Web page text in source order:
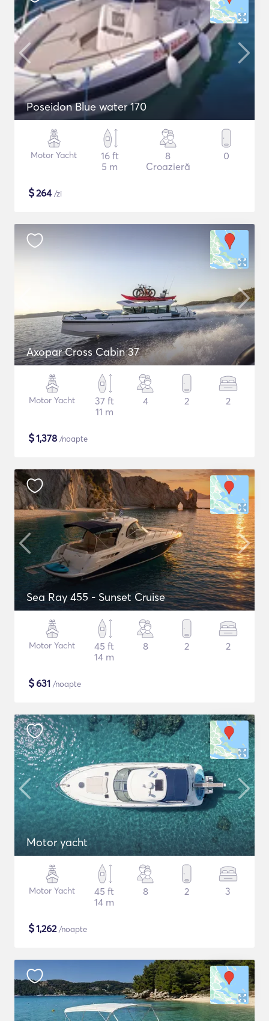
Poseidon Blue water 170
Motor Yacht
16 ft
5 m
8
Croazieră
0
$264/zi
Axopar Cross Cabin 37
Motor Yacht
37 ft
11 m
4 2 2
$1,378 /noapte
Sea Ray 455 - Sunset Cruise
Motor Yacht
45 ft
14 m
8 2 2
$631 /noapte
Motor yacht
Motor Yacht
45 ft
14 m
8 2 3
$1,262/noapte